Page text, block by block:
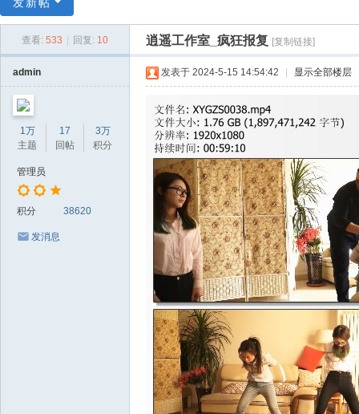
艺
查看: 533 回复: 10 逍遥工作室_疯狂报复 [复制链接]
admin
1万
主题
17
回帖
3万
积分
管理员
积分 38620
发消息
发表于 2024-5-15 14:54:42 显示全部楼层